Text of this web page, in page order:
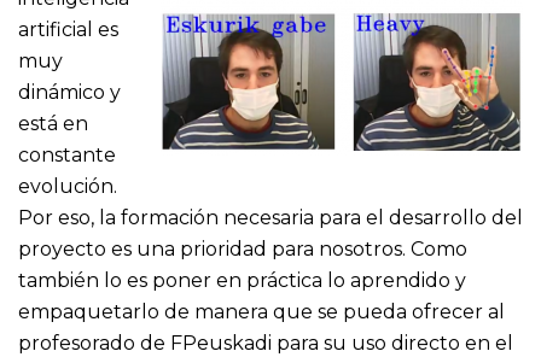
artificial es
muy
dinámico y
está en
constante
evolución.
Por eso, la formación necesaria para el desarrollo del
proyecto es una prioridad para nosotros. Como
también lo es poner en práctica lo aprendido y
empaquetarlo de manera que se pueda ofrecer al
profesorado de FPeuskadi para su uso directo en el